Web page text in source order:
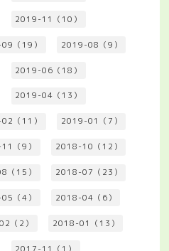
2019-11（10）
（19） 2019-08（9）
2019-06（18）
2019-04（13）
（11） 2019-01（7）
（9） 2018-10（12）
（15） 2018-07（23）
（4） 2018-04（6）
（2） 2018-01（13）
2017-11（1）